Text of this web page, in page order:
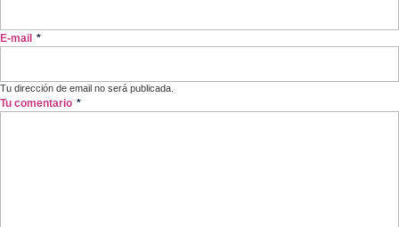
E-mail *
Tu dirección de email no será publicada.
Tu comentario *